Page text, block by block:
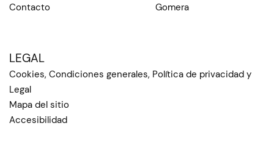
Contacto
Gomera
LEGAL
Cookies, Condiciones generales, Política de privacidad y
Legal
Mapa del sitio
Accesibilidad